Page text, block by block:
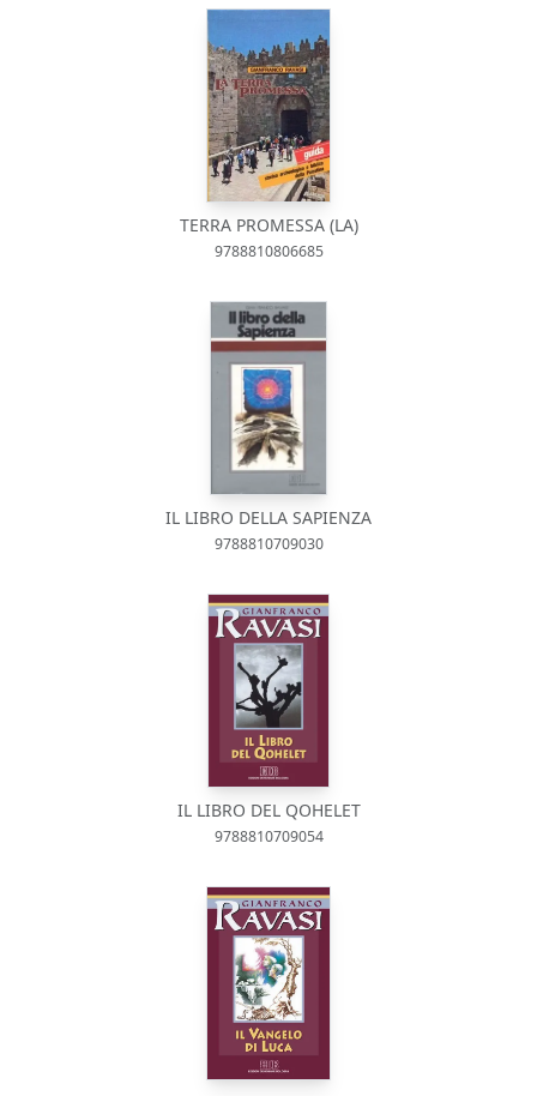
TERRA PROMESSA (LA)
9788810806685
IL LIBRO DELLA SAPIENZA
9788810709030
IL LIBRO DEL QOHELET
9788810709054